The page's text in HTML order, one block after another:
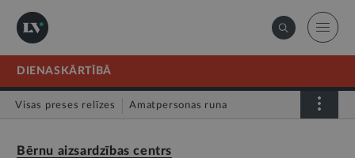
DIENASKĀRTĪBĀ
Visas preses relīzes Amatpersonas runa
Bērnu aizsardzības centrs